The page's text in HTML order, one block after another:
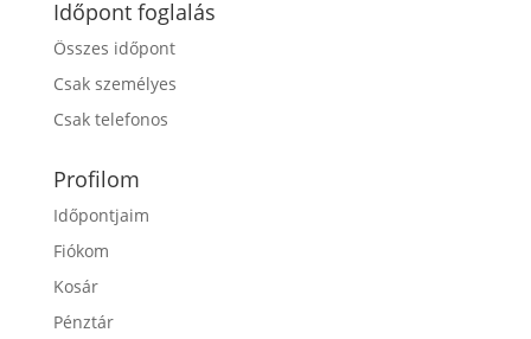
Időpont foglalás
Összes időpont
Csak személyes
Csak telefonos
Profilom
Időpontjaim
Fiókom
Kosár
Pénztár